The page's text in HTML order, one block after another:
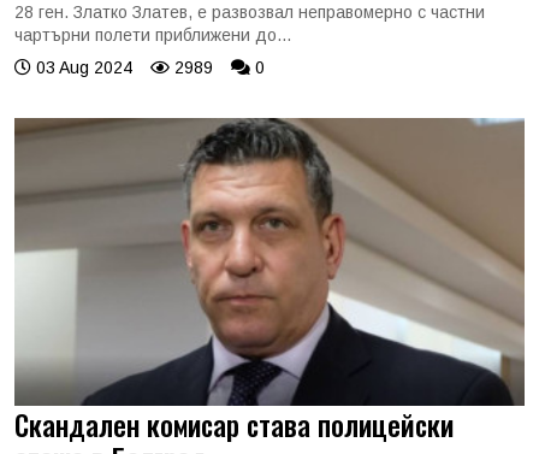
28 ген. Златко Златев, е развозвал неправомерно с частни
чартърни полети приближени до...
03 Aug 2024
2989 0
Скандален комисар става полицейски